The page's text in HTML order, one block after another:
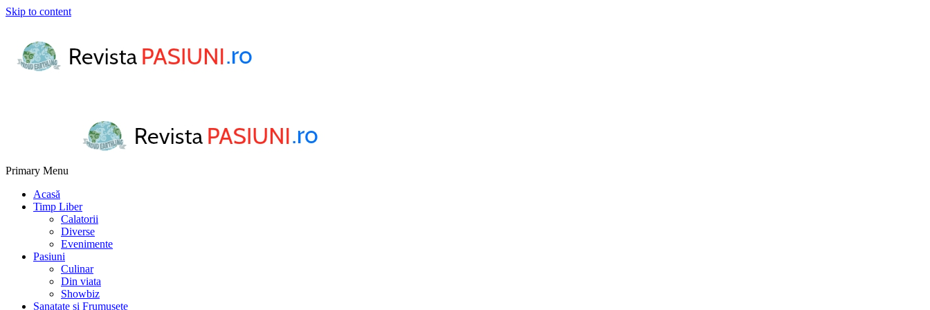
Skip to content
Primary Menu
Acasă
Timp Liber
Calatorii
Diverse
Evenimente
Pasiuni
Culinar
Din viata
Showbiz
Sanatate si Frumusete